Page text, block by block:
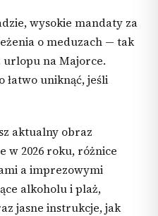
wysokie mandaty za
o meduzach — tak
urlopu na Majorce.
łatwo uniknąć, jeśli
aktualny obraz
w 2026 roku, różnice
a imprezowymi
alkoholu i plaż,
jasne instrukcje, jak